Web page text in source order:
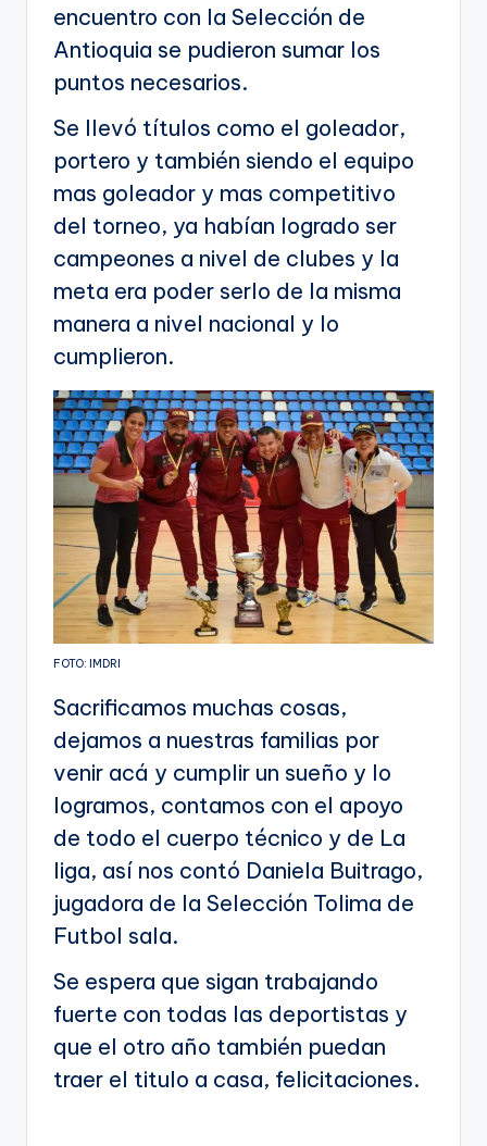
encuentro con la Selección de
Antioquia se pudieron sumar los
puntos necesarios.
Se llevó títulos como el goleador,
portero y también siendo el equipo
mas goleador y mas competitivo
del torneo, ya habían logrado ser
campeones a nivel de clubes y la
meta era poder serlo de la misma
manera a nivel nacional y lo
cumplieron.
FOTO: IMDRI
Sacrificamos muchas cosas,
dejamos a nuestras familias por
venir acá y cumplir un sueño y lo
logramos, contamos con el apoyo
de todo el cuerpo técnico y de La
liga, así nos contó Daniela Buitrago,
jugadora de la Selección Tolima de
Futbol sala.
Se espera que sigan trabajando
fuerte con todas las deportistas y
que el otro año también puedan
traer el titulo a casa, felicitaciones.